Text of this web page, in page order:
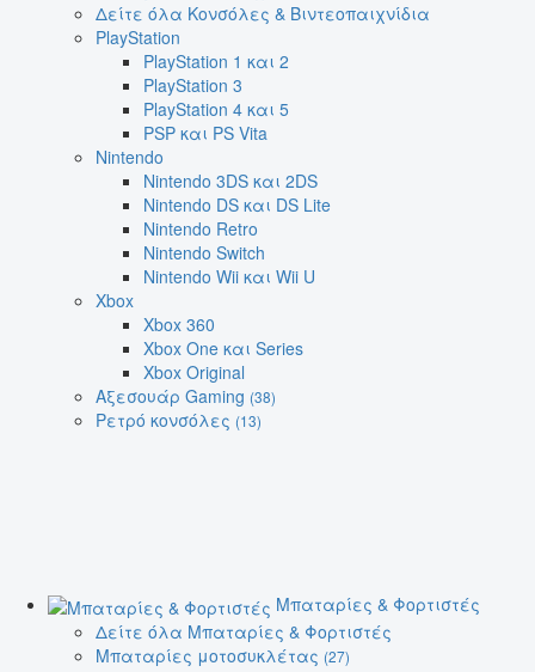
Δείτε όλα Κονσόλες & Βιντεοπαιχνίδια
PlayStation
PlayStation 1 και 2
PlayStation 3
PlayStation 4 και 5
PSP και PS Vita
Nintendo
Nintendo 3DS και 2DS
Nintendo DS και DS Lite
Nintendo Retro
Nintendo Switch
Nintendo Wii και Wii U
Xbox
Xbox 360
Xbox One και Series
Xbox Original
Αξεσουάρ Gaming (38)
Ρετρό κονσόλες (13)
Μπαταρίες & Φορτιστές
Δείτε όλα Μπαταρίες & Φορτιστές
Μπαταρίες μοτοσυκλέτας (27)